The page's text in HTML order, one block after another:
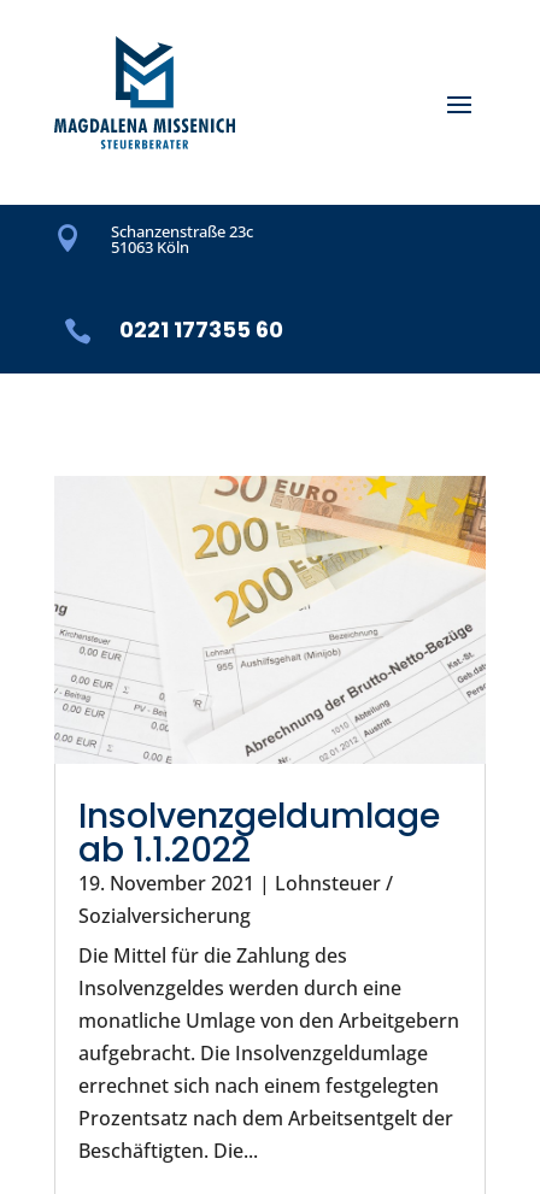
 Schanzenstraße 23c
51063 Köln
 0221 177355 60
Insolvenzgeldumlage
ab 1.1.2022
19. November 2021 | Lohnsteuer /
Sozialversicherung
Die Mittel für die Zahlung des
Insolvenzgeldes werden durch eine
monatliche Umlage von den Arbeitgebern
aufgebracht. Die Insolvenzgeldumlage
errechnet sich nach einem festgelegten
Prozentsatz nach dem Arbeitsentgelt der
Beschäftigten. Die...